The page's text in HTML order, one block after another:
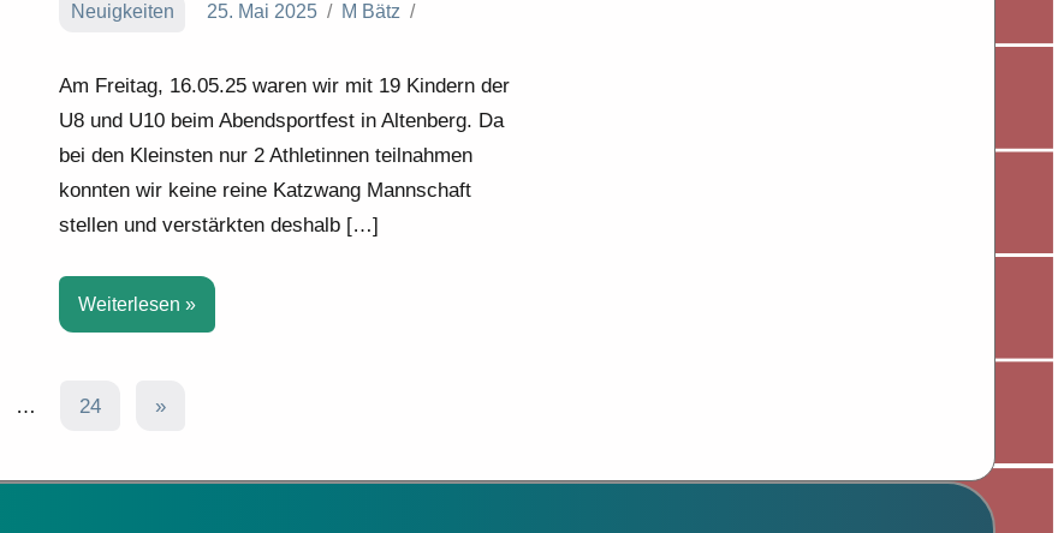
Neuigkeiten 25. Mai 2025 M Bätz
Am Freitag, 16.05.25 waren wir mit 19 Kindern der
U8 und U10 beim Abendsportfest in Altenberg. Da
bei den Kleinsten nur 2 Athletinnen teilnahmen
konnten wir keine reine Katzwang Mannschaft
stellen und verstärkten deshalb […]
Weiterlesen
… 24
Nächste
»